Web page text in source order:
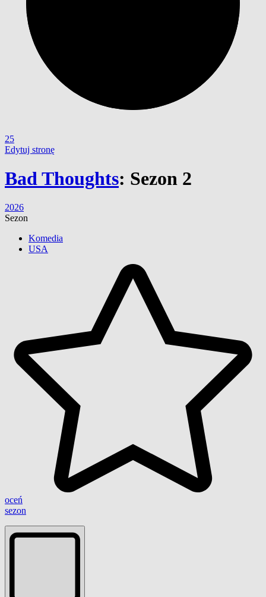
25
Edytuj stronę
Bad Thoughts: Sezon 2
2026
Sezon
Komedia
USA
oceń
sezon